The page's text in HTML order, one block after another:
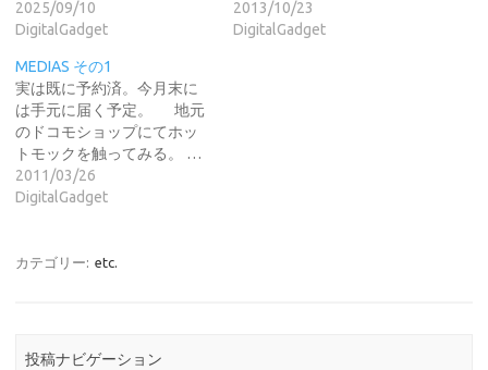
2025/09/10
DigitalGadget
2013/10/23
DigitalGadget
MEDIAS その1
実は既に予約済。今月末に
は手元に届く予定。 地元
のドコモショップにてホッ
トモックを触ってみる。 …
2011/03/26
DigitalGadget
カテゴリー: etc.
投稿ナビゲーション